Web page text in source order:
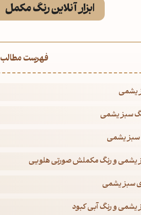
ابزار آنلاین رنگ مکمل
فهرست مطالب
یشمی
سبز یشمی
سبز یشمی
یشمی و رنگ مکملش صورتی هلویی
سبز یشمی
یشمی و رنگ آبی کبود